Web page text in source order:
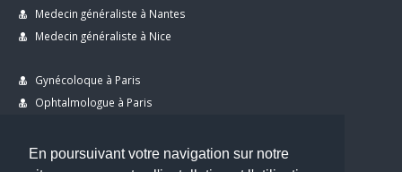
En poursuivant votre navigation sur notre
Medecin généraliste à Nantes
Medecin généraliste à Nice
Gynécoloque à Paris
Ophtalmologue à Paris
Dentiste à Paris